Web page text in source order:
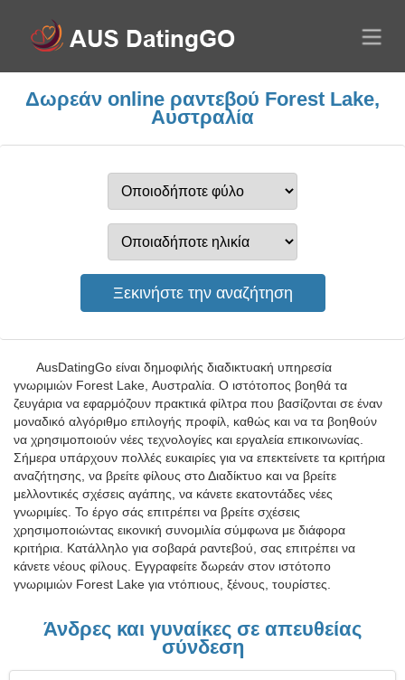
Δωρεάν online ραντεβού Forest Lake,
Αυστραλία
AusDatingGo είναι δημοφιλής διαδικτυακή υπηρεσία
γνωριμιών Forest Lake, Αυστραλία. Ο ιστότοπος βοηθά τα
ζευγάρια να εφαρμόζουν πρακτικά φίλτρα που βασίζονται σε έναν
μοναδικό αλγόριθμο επιλογής προφίλ, καθώς και να τα βοηθούν
να χρησιμοποιούν νέες τεχνολογίες και εργαλεία επικοινωνίας.
Σήμερα υπάρχουν πολλές ευκαιρίες για να επεκτείνετε τα κριτήρια
αναζήτησης, να βρείτε φίλους στο Διαδίκτυο και να βρείτε
μελλοντικές σχέσεις αγάπης, να κάνετε εκατοντάδες νέες
γνωριμίες. Το έργο σάς επιτρέπει να βρείτε σχέσεις
χρησιμοποιώντας εικονική συνομιλία σύμφωνα με διάφορα
κριτήρια. Κατάλληλο για σοβαρά ραντεβού, σας επιτρέπει να
κάνετε νέους φίλους. Εγγραφείτε δωρεάν στον ιστότοπο
γνωριμιών Forest Lake για ντόπιους, ξένους, τουρίστες.
Άνδρες και γυναίκες σε απευθείας
σύνδεση